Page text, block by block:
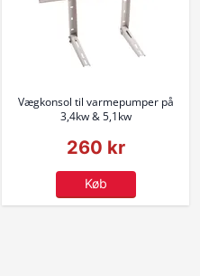
Vægkonsol til varmepumper på
3,4kw & 5,1kw
260 kr
Køb